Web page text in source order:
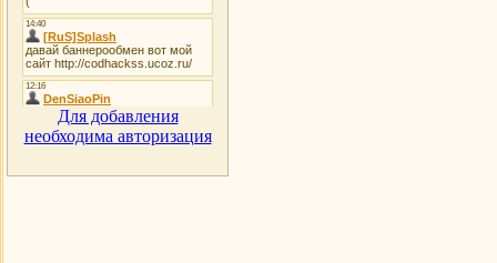
Для добавления
необходима авторизация